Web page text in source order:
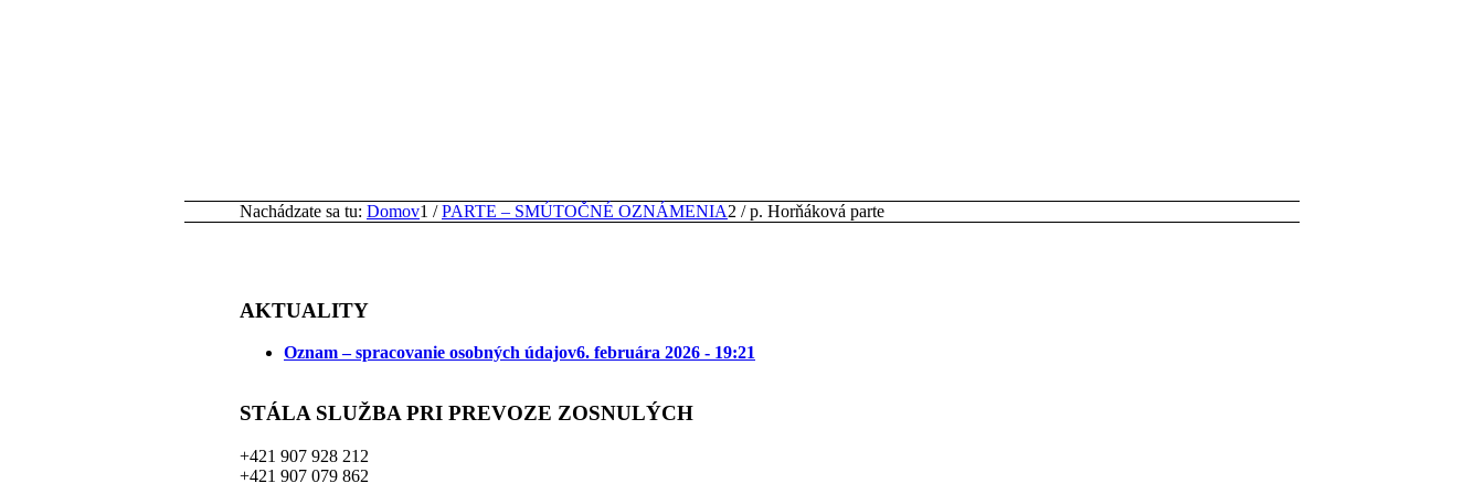
Nachádzate sa tu: Domov1 / PARTE – SMÚTOČNÉ OZNÁMENIA2 / p. Horňáková parte
AKTUALITY
Oznam – spracovanie osobných údajov6. februára 2026 - 19:21
STÁLA SLUŽBA PRI PREVOZE ZOSNULÝCH
+421 907 928 212
+421 907 079 862